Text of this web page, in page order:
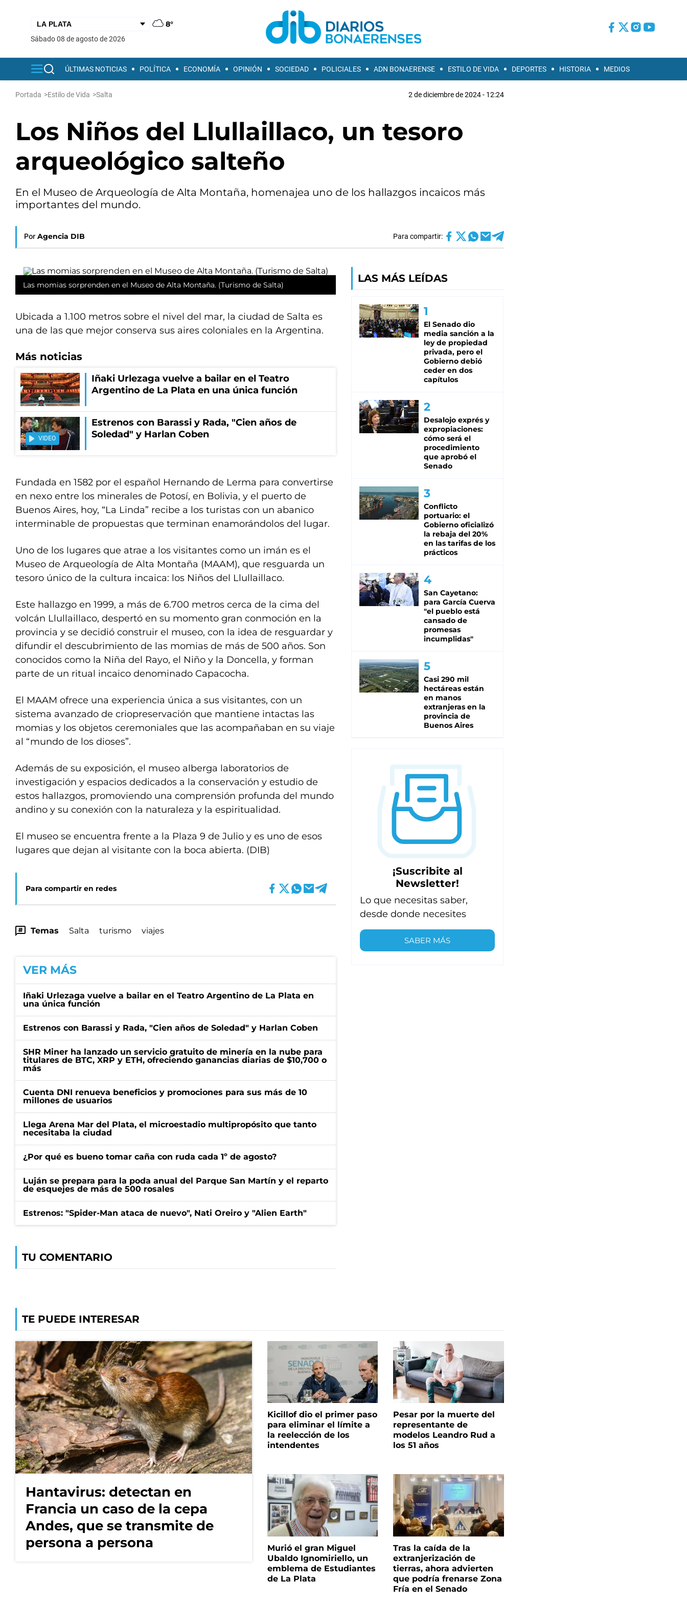
8°
sábado 08 de agosto de 2026
ÚLTIMAS NOTICIAS POLÍTICA ECONOMÍA OPINIÓN SOCIEDAD POLICIALES ADN BONAERENSE ESTILO DE VIDA DEPORTES HISTORIA MEDIOS
Portada >Estilo de Vida >Salta 2 de diciembre de 2024 - 12:24
Los Niños del Llullaillaco, un tesoro
arqueológico salteño
En el Museo de Arqueología de Alta Montaña, homenajea uno de los hallazgos incaicos más
importantes del mundo.
Por Agencia DIB Para compartir:
Las momias sorprenden en el Museo de Alta Montaña. (Turismo de Salta)
Ubicada a 1.100 metros sobre el nivel del mar, la ciudad de Salta es
una de las que mejor conserva sus aires coloniales en la Argentina.
Más noticias
Iñaki Urlezaga vuelve a bailar en el Teatro
Argentino de La Plata en una única función
VIDEO
Estrenos con Barassi y Rada, "Cien años de
Soledad" y Harlan Coben
Fundada en 1582 por el español Hernando de Lerma para convertirse
en nexo entre los minerales de Potosí, en Bolivia, y el puerto de
Buenos Aires, hoy, “La Linda” recibe a los turistas con un abanico
interminable de propuestas que terminan enamorándolos del lugar.
Uno de los lugares que atrae a los visitantes como un imán es el
Museo de Arqueología de Alta Montaña (MAAM), que resguarda un
tesoro único de la cultura incaica: los Niños del Llullaillaco.
Este hallazgo en 1999, a más de 6.700 metros cerca de la cima del
volcán Llullaillaco, despertó en su momento gran conmoción en la
provincia y se decidió construir el museo, con la idea de resguardar y
difundir el descubrimiento de las momias de más de 500 años. Son
conocidos como la Niña del Rayo, el Niño y la Doncella, y forman
parte de un ritual incaico denominado Capacocha.
El MAAM ofrece una experiencia única a sus visitantes, con un
sistema avanzado de criopreservación que mantiene intactas las
momias y los objetos ceremoniales que las acompañaban en su viaje
al “mundo de los dioses”.
Además de su exposición, el museo alberga laboratorios de
investigación y espacios dedicados a la conservación y estudio de
estos hallazgos, promoviendo una comprensión profunda del mundo
andino y su conexión con la naturaleza y la espiritualidad.
El museo se encuentra frente a la Plaza 9 de Julio y es uno de esos
lugares que dejan al visitante con la boca abierta. (DIB)
Para compartir en redes
Temas Salta turismo viajes
VER MÁS
Iñaki Urlezaga vuelve a bailar en el Teatro Argentino de La Plata en
una única función
Estrenos con Barassi y Rada, "Cien años de Soledad" y Harlan Coben
SHR Miner ha lanzado un servicio gratuito de minería en la nube para
titulares de BTC, XRP y ETH, ofreciendo ganancias diarias de $10,700 o
más
Cuenta DNI renueva beneficios y promociones para sus más de 10
millones de usuarios
Llega Arena Mar del Plata, el microestadio multipropósito que tanto
necesitaba la ciudad
¿Por qué es bueno tomar caña con ruda cada 1º de agosto?
Luján se prepara para la poda anual del Parque San Martín y el reparto
de esquejes de más de 500 rosales
Estrenos: "Spider-Man ataca de nuevo", Nati Oreiro y "Alien Earth"
TU COMENTARIO
LAS MÁS LEÍDAS
El Senado dio
media sanción a la
ley de propiedad
privada, pero el
Gobierno debió
ceder en dos
capítulos
Desalojo exprés y
expropiaciones:
cómo será el
procedimiento
que aprobó el
Senado
Conflicto
portuario: el
Gobierno oficializó
la rebaja del 20%
en las tarifas de los
prácticos
San Cayetano:
para García Cuerva
"el pueblo está
cansado de
promesas
incumplidas"
Casi 290 mil
hectáreas están
en manos
extranjeras en la
provincia de
Buenos Aires
¡Suscribite al
Newsletter!
Lo que necesitas saber,
desde donde necesites
SABER MÁS
TE PUEDE INTERESAR
Hantavirus: detectan en
Francia un caso de la cepa
Andes, que se transmite de
persona a persona
Kicillof dio el primer paso
para eliminar el límite a
la reelección de los
intendentes
Pesar por la muerte del
representante de
modelos Leandro Rud a
los 51 años
Murió el gran Miguel
Ubaldo Ignomiriello, un
emblema de Estudiantes
de La Plata
Tras la caída de la
extranjerización de
tierras, ahora advierten
que podría frenarse Zona
Fría en el Senado